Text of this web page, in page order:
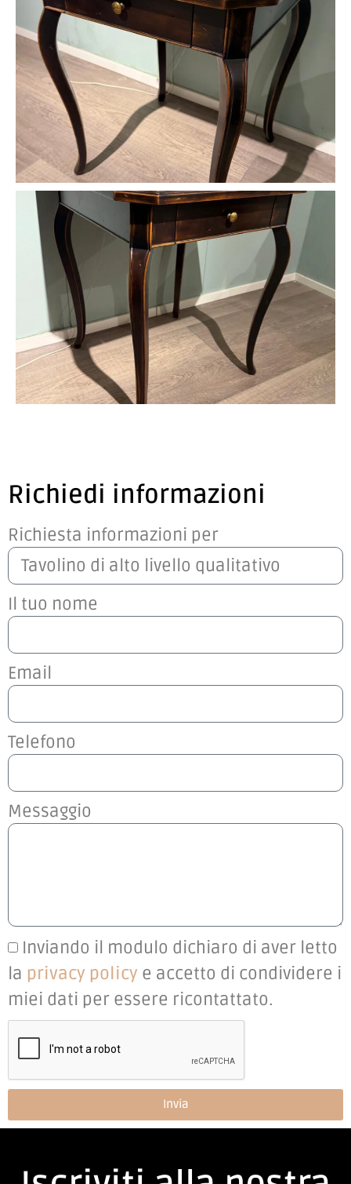
Richiedi informazioni
Richiesta informazioni per
Il tuo nome
Email
Telefono
Messaggio
Inviando il modulo dichiaro di aver letto
la privacy policy e accetto di condividere i
miei dati per essere ricontattato.
Invia